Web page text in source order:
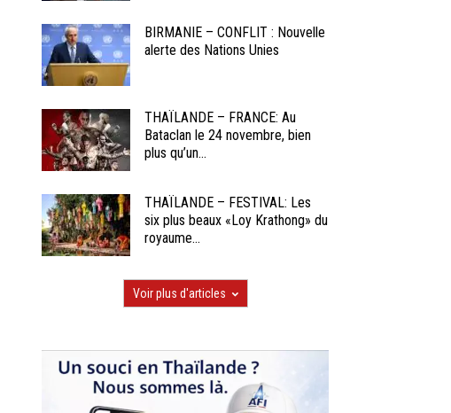
BIRMANIE – CONFLIT : Nouvelle
alerte des Nations Unies
THAÏLANDE – FRANCE: Au
Bataclan le 24 novembre, bien
plus qu’un...
THAÏLANDE – FESTIVAL: Les
six plus beaux «Loy Krathong» du
royaume...
Voir plus d'articles